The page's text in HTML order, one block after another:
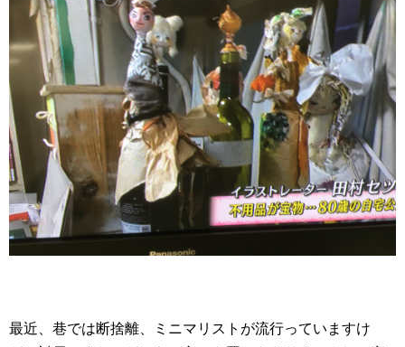
最近、巷では断捨離、ミニマリストが流行っていますけ